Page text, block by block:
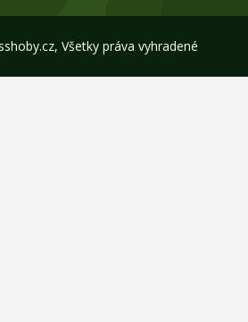
Všetky práva vyhradené